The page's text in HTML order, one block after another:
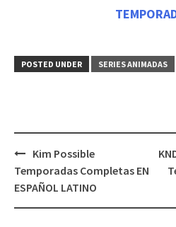
POSTED UNDER SERIES ANIMADAS
Post
navigation
Kim Possible
Temporadas Completas EN
ESPAÑOL LATINO